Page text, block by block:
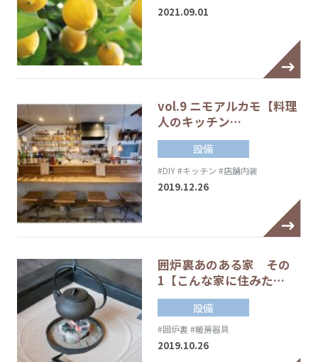
2021.09.01
vol.9 ニモアルカモ【料理
人のキッチン…
設備
#DIY#キッチン #店舗内装
2019.12.26
囲炉裏あのある家 その
1【こんな家に住みた…
設備
#囲炉裏 #暖房器具
2019.10.26